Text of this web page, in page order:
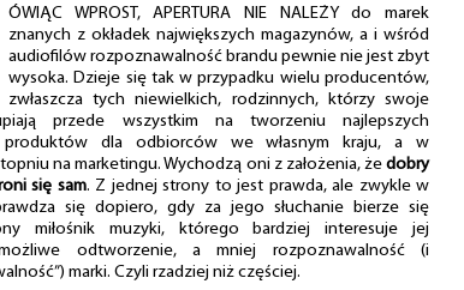
ÓWIĄC WPROST, APERTURA NIE NALEŻY do marek
znanych z okładek największych magazynów, a i wśród
audiofilów rozpoznawalność brandu pewnie nie jest zbyt
wysoka. Dzieje się tak w przypadku wielu producentów,
zwłaszcza tych niewielkich, rodzinnych, którzy swoje
przede wszystkim na tworzeniu najlepszych
produktów dla odbiorców we własnym kraju, a w
na marketingu. Wychodzą oni z założenia, że dobry
się sam. Z jednej strony to jest prawda, ale zwykle w
się dopiero, gdy za jego słuchanie bierze się
miłośnik muzyki, którego bardziej interesuje jej
odtworzenie, a mniej rozpoznawalność (i
marki. Czyli rzadziej niż częściej.